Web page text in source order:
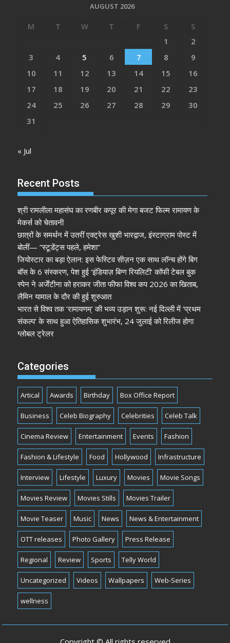
AUGUST 2026
M T W T F S
S
1
2
3
4 5 6 7 8
9
10
11 12 13 14 15
16
17
18 19 20 21 22
23
24
25 26 27 28 29
30
31
« Jul
Recent Posts
श्री रामलीला महासंघ का रणबीर कपूर की मेगा बजट फिल्म रामायण के
मेकर्स को चेतावनी
छात्रों के समर्थन में उतरीं एक्ट्रेस खुशी भारद्वाज, इंस्टाग्राम पोस्ट में
बोलीं— “स्टूडेंट्स पहले, हमेशा”
जियोस्टार का बड़ा ऐलान: इस फेस्टिव सीज़न एक साथ लॉन्च होंगे बिग
बॉस के 6 संस्करण, पेश हुई ‘इंडियाज़ बिग्ग रियलिटी’ कॉफी टेबल बुक
स्पेन ने अर्जेंटीना को हराकर जीता फीफा विश्व कप 2026 का खिताब,
लैमिन यामाल के दौर की हुई शुरुआत
भारत से विश्व तक ‘रामायणम्’ की भव्य उड़ान शुरू: नई दिल्ली में ‘प्रथम
संकल्प’ के साथ हुआ ऐतिहासिक शुभारंभ, 24 जुलाई को रिलीज होगा
ग्लोबल ट्रेलर
Categories
Artical Awards Birthday Box Office Report
Business Celeb Biography Celebrities Celeb Talk
Cinema Review Entertainment Events Fashion
Fashion & Lifestyle Food Hollywood Infrastructure
Interview Lifestyle Luxury Movies Movie Songs
Movies Review Movies Stills Movies Trailer
Movie Teaser Music News News & Entertainment
OTT releases Photo Gallery Press Release
Regional Review Sports Telly World
Uncategorized Videos Wallpapers Web-Series
wellness